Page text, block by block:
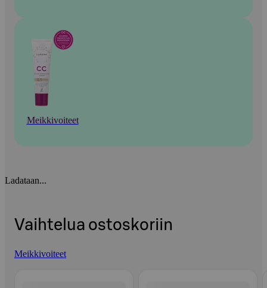
Meikkivoiteet
Ladataan...
Vaihtelua ostoskoriin
Meikkivoiteet